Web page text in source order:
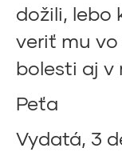
dožili, lebo
veriť mu
bolesti aj v
Peťa
Vydatá, 3